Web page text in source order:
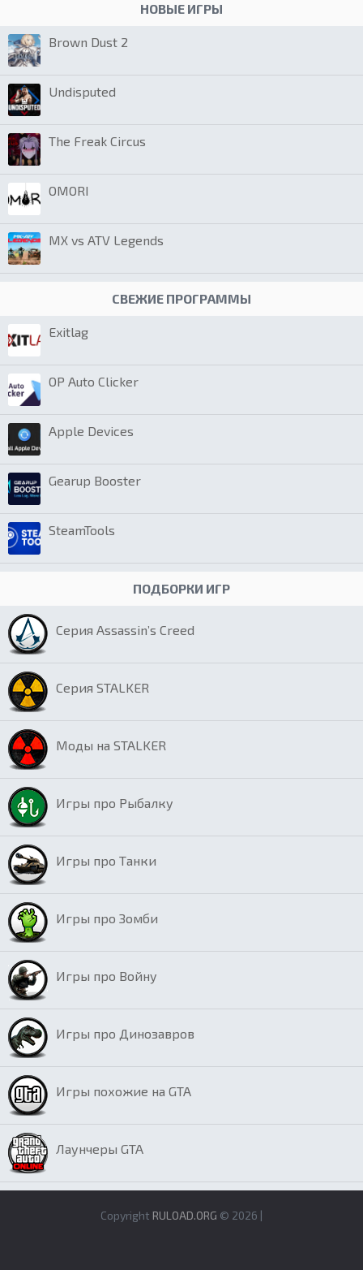
НОВЫЕ ИГРЫ
Brown Dust 2
Undisputed
The Freak Circus
OMORI
MX vs ATV Legends
СВЕЖИЕ ПРОГРАММЫ
Exitlag
OP Auto Clicker
Apple Devices
Gearup Booster
SteamTools
ПОДБОРКИ ИГР
Серия Assassin’s Creed
Серия STALKER
Моды на STALKER
Игры про Рыбалку
Игры про Танки
Игры про Зомби
Игры про Войну
Игры про Динозавров
Игры похожие на GTA
Лаунчеры GTA
Copyright RULOAD.ORG © 2026 |